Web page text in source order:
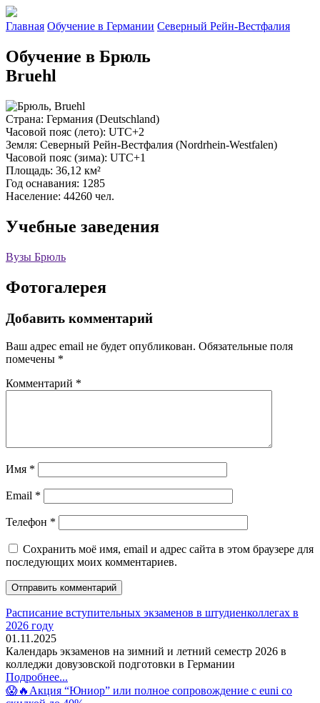
Главная Обучение в Германии Северный Рейн-Вестфалия
Обучение в Брюль
Bruehl
Страна: Германия (Deutschland)
Часовой пояс (лето): UTC+2
Земля: Северный Рейн-Вестфалия (Nordrhein-Westfalen)
Часовой пояс (зима): UTC+1
Площадь: 36,12 км²
Год оснавания: 1285
Население: 44260 чел.
Учебные заведения
Вузы Брюль
Фотогалерея
Добавить комментарий
Ваш адрес email не будет опубликован. Обязательные поля
помечены *
Комментарий *
Имя *
Email *
Телефон *
Сохранить моё имя, email и адрес сайта в этом браузере для
последующих моих комментариев.
Расписание вступительных экзаменов в штудиенколлегах в
2026 году
01.11.2025
Календарь экзаменов на зимний и летний семестр 2026 в
колледжи довузовской подготовки в Германии
Подробнее...
😱🔥Акция “Юниор” или полное сопровождение с euni со